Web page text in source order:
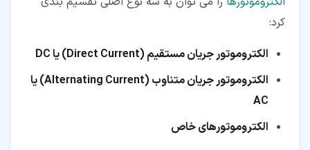
۴‏-‏۷‏- الکتروموتور دالاندر (Dahlander)
کرد:
الکتروموتور جریان مستقیم (Direct Current) یا DC
الکتروموتور جریان متناوب (Alternating Current) یا
AC
الکتروموتورهای خاص